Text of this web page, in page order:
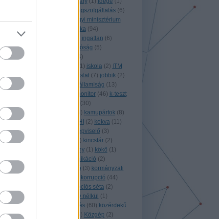
igazságszolgáltatás (6)
igazságtétel
igazságügyi minisztérium
infografika (94)
információszabadság
ingatlan (6)
integritás
integritás hatóság (5)
international
4)
1) iskola (2) ITM
(1) izland javaslat (7) jobbik (2)
jog
2 jogállamiság (13)
k-monitor (46) k-teszt
(30)
kampányfinanszírozás
53) kamupártok ( 8)
kdnp
KEHI (2) kekva (11)
kemcs
képviselő (3)
képzés
) kincstár (2)
kitiltási botrány (1) kökö (1)
költségvetés
kommunikáció (2)
koncesszió
konzultáció (3) kormányzati
korrupció (44)
korrupciós séta (2)
koszovó
következmény nélkül (1)
közadatok
közbeszerzés (60) közérdekű
(5) közérdekű bejelentő 6) Közgép (2)